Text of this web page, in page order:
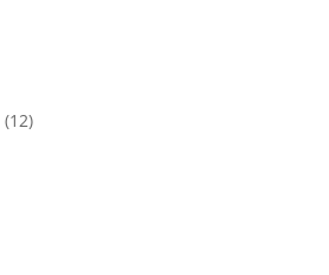
(12)